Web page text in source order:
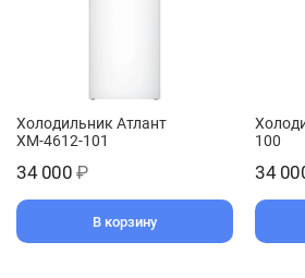
Холодильник Атлант
ХМ-4612-101
34 000 ₽
В корзину
100
34